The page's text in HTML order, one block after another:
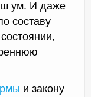
ум. И даже
составу
и закону